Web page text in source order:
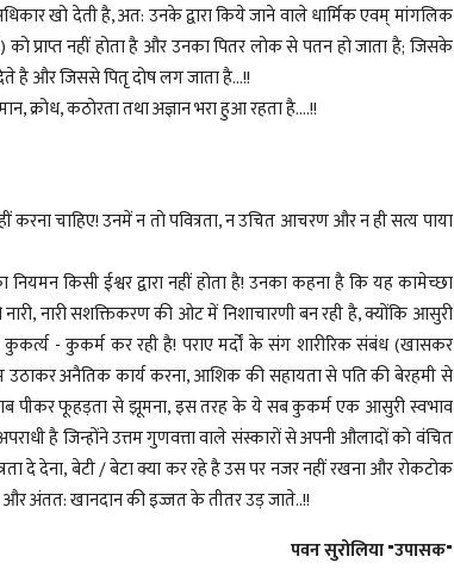
खो देती है, अत: उनके द्वारा किये जाने वाले धार्मिक एवम् मांगलिक
को प्राप्त नहीं होता है और उनका पितर लोक से पतन हो जाता है; जिसके
है और जिससे पितृ दोष लग जाता है...!!
क्रोध, कठोरता तथा अज्ञान भरा हुआ रहता है....!!
करना चाहिए! उनमें न तो पवित्रता, न उचित आचरण और न ही सत्य पाया
किसी ईश्वर द्वारा नहीं होता है! उनका कहना है कि यह कामेच्छा
नारी सशक्तिकरण की ओट में निशाचारणी बन रही है, क्योंकि आसुरी
- कुकर्म कर रही है! पराए मर्दों के संग शारीरिक संबंध (खासकर
उठाकर अनैतिक कार्य करना, आशिक की सहायता से पति की बेरहमी से
पीकर फूहड़ता से झूमना, इस तरह के ये सब कुकर्म एक आसुरी स्वभाव
है जिन्होंने उत्तम गुणवत्ता वाले संस्कारों से अपनी औलादों को वंचित
दे देना, बेटी / बेटा क्या कर रहे है उस पर नजर नहीं रखना और रोकटोक
अंतत: खानदान की इज्जत के तीतर उड़ जाते..!!
पवन सुरोलिया "उपासक"